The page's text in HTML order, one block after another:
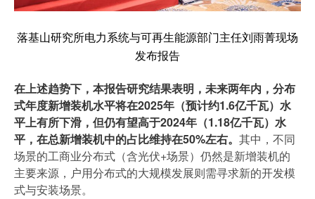
落基山研究所电力系统与可再生能源部门主任刘雨菁现场
发布报告
在上述趋势下，本报告研究结果表明，未来两年内，分布
式年度新增装机水平将在2025年（预计约1.6亿千瓦）水
平上有所下滑，但仍有望高于2024年（1.18亿千瓦）水
平，在总新增装机中的占比维持在50%左右。 其中，不同
场景的工商业分布式（含光伏+场景）仍然是新增装机的
主要来源，户用分布式的大规模发展则需寻求新的开发模
式与安装场景。